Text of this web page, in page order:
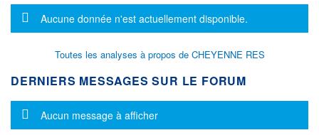
Message d'information
Aucune donnée n'est actuellement disponible.
Toutes les analyses à propos de CHEYENNE RES
DERNIERS MESSAGES SUR LE FORUM
Message d'information
Aucun message à afficher